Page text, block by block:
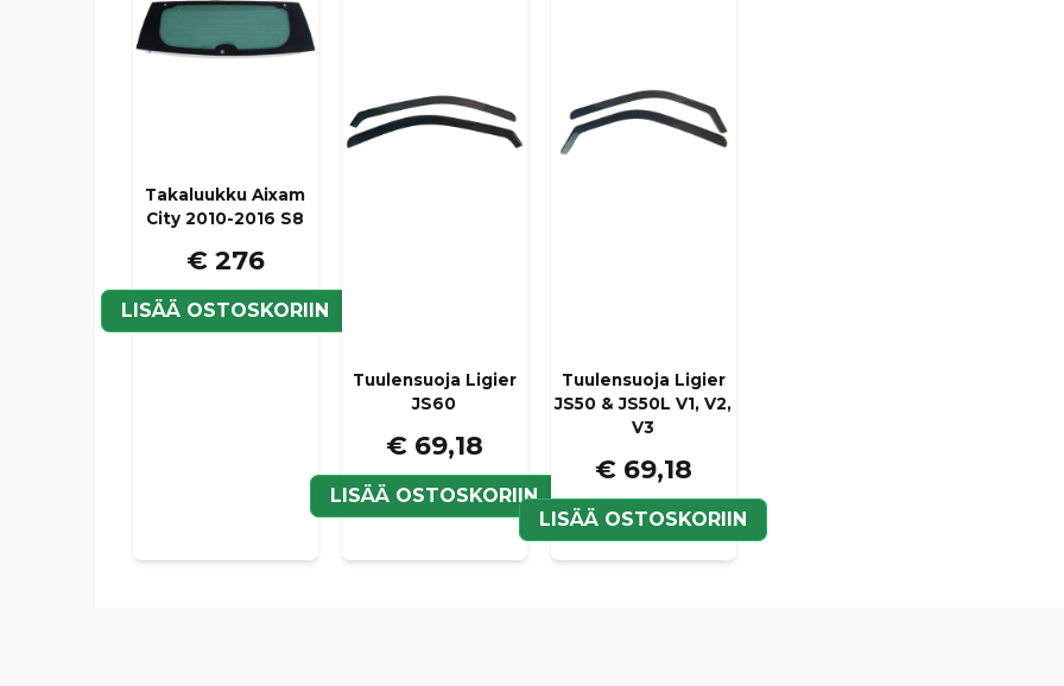
Takaluukku Aixam
City 2010-2016 S8
€ 276
LISÄÄ OSTOSKORIIN
Tuulensuoja Ligier
JS60
€ 69,18
LISÄÄ OSTOSKORIIN
Tuulensuoja Ligier
JS50 & JS50L V1, V2,
V3
€ 69,18
LISÄÄ OSTOSKORIIN